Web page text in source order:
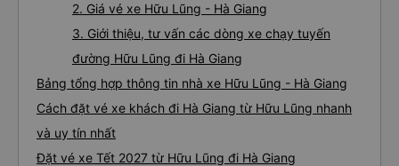
2. Giá vé xe Hữu Lũng - Hà Giang
3. Giới thiệu, tư vấn các dòng xe chạy tuyến
đường Hữu Lũng đi Hà Giang
Bảng tổng hợp thông tin nhà xe Hữu Lũng - Hà Giang
Cách đặt vé xe khách đi Hà Giang từ Hữu Lũng nhanh
và uy tín nhất
Đặt vé xe Tết 2027 từ Hữu Lũng đi Hà Giang